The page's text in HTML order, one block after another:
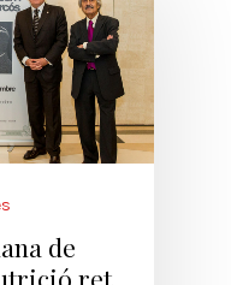
de
ret